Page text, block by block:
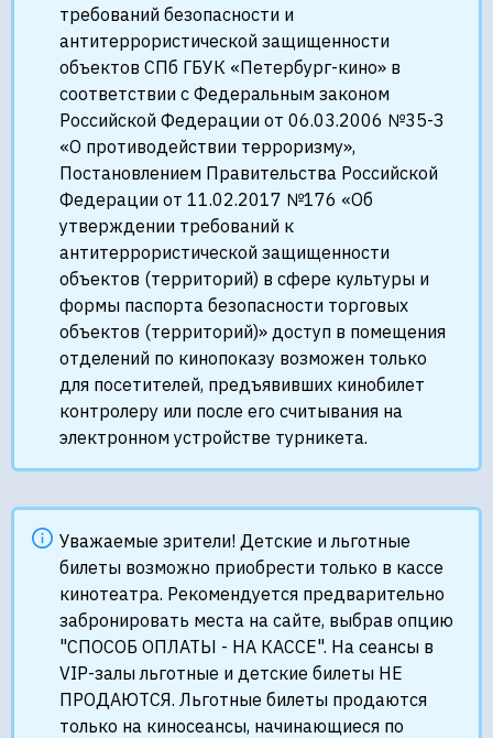
требований безопасности и
антитеррористической защищенности
объектов СПб ГБУК «Петербург-кино» в
соответствии с Федеральным законом
Российской Федерации от 06.03.2006 №35-З
«О противодействии терроризму»,
Постановлением Правительства Российской
Федерации от 11.02.2017 №176 «Об
утверждении требований к
антитеррористической защищенности
объектов (территорий) в сфере культуры и
формы паспорта безопасности торговых
объектов (территорий)» доступ в помещения
отделений по кинопоказу возможен только
для посетителей, предъявивших кинобилет
контролеру или после его считывания на
электронном устройстве турникета.
Уважаемые зрители! Детские и льготные
билеты возможно приобрести только в кассе
кинотеатра. Рекомендуется предварительно
забронировать места на сайте, выбрав опцию
"СПОСОБ ОПЛАТЫ - НА КАССЕ". На сеансы в
VIP-залы льготные и детские билеты НЕ
ПРОДАЮТСЯ. Льготные билеты продаются
только на киносеансы, начинающиеся по